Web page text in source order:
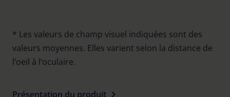
* Les valeurs de champ visuel indiquées sont des
valeurs moyennes. Elles varient selon la distance de
l‘oeil à l‘oculaire.
Présentation du produit